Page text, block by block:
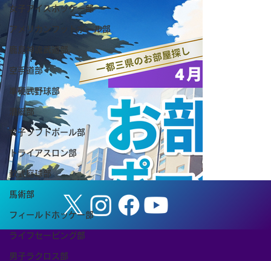
女子アイスホッケー部
アメリカンフットボール部
鹿島神流武道部
空手道部
準硬式野球部
漕艇部
女子ソフトボール部
トライアスロン部
軟式庭球部
馬術部
フィールドホッケー部
ライフセービング部
男子ラクロス部
池田 春汰（3年/横浜FM・Y）カターレ富
山加入内定のお知らせ